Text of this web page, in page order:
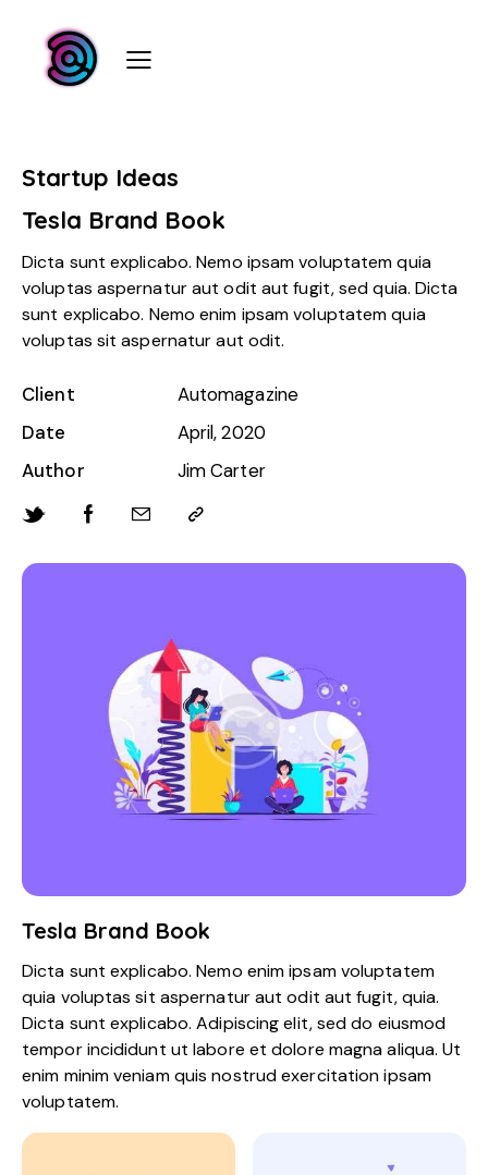
Startup Ideas
Tesla Brand Book
Dicta sunt explicabo. Nemo ipsam voluptatem quia
voluptas aspernatur aut odit aut fugit, sed quia. Dicta
sunt explicabo. Nemo enim ipsam voluptatem quia
voluptas sit aspernatur aut odit.
Client
Automagazine
Date
April, 2020
Author
Jim Carter
Tesla Brand Book
Dicta sunt explicabo. Nemo enim ipsam voluptatem
quia voluptas sit aspernatur aut odit aut fugit, quia.
Dicta sunt explicabo. Adipiscing elit, sed do eiusmod
tempor incididunt ut labore et dolore magna aliqua. Ut
enim minim veniam quis nostrud exercitation ipsam
voluptatem.